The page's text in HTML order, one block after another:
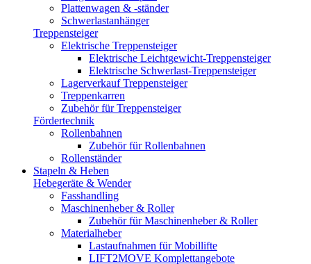
Plattenwagen & -ständer
Schwerlastanhänger
Treppensteiger
Elektrische Treppensteiger
Elektrische Leichtgewicht-Treppensteiger
Elektrische Schwerlast-Treppensteiger
Lagerverkauf Treppensteiger
Treppenkarren
Zubehör für Treppensteiger
Fördertechnik
Rollenbahnen
Zubehör für Rollenbahnen
Rollenständer
Stapeln & Heben
Hebegeräte & Wender
Fasshandling
Maschinenheber & Roller
Zubehör für Maschinenheber & Roller
Materialheber
Lastaufnahmen für Mobillifte
LIFT2MOVE Komplettangebote